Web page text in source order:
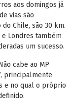
aos domingos já
vias são
Chile, são 30 km.
e Londres também
um sucesso.
cabe ao MP
principalmente
e no qual o próprio